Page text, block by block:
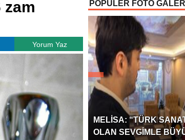
OYUNCUSU” ÖDÜLÜ!
zam
Yorum Yaz
POPÜLER FOTO
MELISA: “TÜRK
OLAN SEVGIMLE